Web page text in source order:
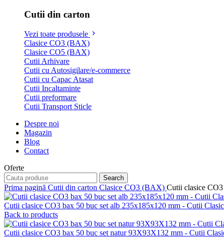
Cutii din carton
Vezi toate produsele
Clasice CO3 (BAX)
Clasice CO5 (BAX)
Cutii Arhivare
Cutii cu Autosigilare/e-commerce
Cutii cu Capac Atasat
Cutii Incaltaminte
Cutii preformare
Cutii Transport Sticle
Despre noi
Magazin
Blog
Contact
Oferte
Search
Prima pagină Cutii din carton Clasice CO3 (BAX) Cutii clasice
Cutii clasice CO3 bax 50 buc set alb 235x185x120 mm - Cutii
Back to products
Cutii clasice CO3 bax 50 buc set natur 93X93X132 mm - Cutii